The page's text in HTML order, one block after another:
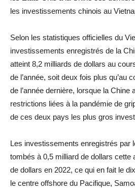
les investissements chinois au
Selon les statistiques officielles du
investissements enregistrés de la
atteint 8,2 milliards de dollars au
de l’année, soit deux fois plus qu’au
de l’année dernière, lorsque la Chine
restrictions liées à la pandémie de
de ces deux pays les plus gros
Les investissements enregistrés par
tombés à 0,5 milliard de dollars cette
de dollars en 2022, ce qui en fait le
le centre offshore du Pacifique,